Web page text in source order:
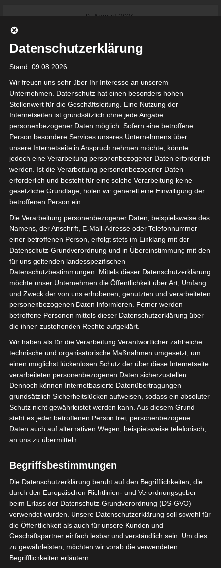
9. August 2026
beginnt am 22. und 23. August
2026 (Update)
Meisterschaft an
Ligue 1 Pro: Spielplan der ersten 15
Spieltage der Saison 2026/2027
Ligue 2 Pro Tunesien 2026/2027 –
Saison beginnt am am 19./20.
September 2026
Internationaler Sportgerichtshof
lehnt Eilverfahren ab – AS Soliman
steuert auf die Ligue 2 zu
tunesienfussball.de
Tunesien Ligafußball
von Google Adsense (Google Ireland Limited, Gordon House, Barrow
Ireland) benötigen wir laut DSGVO Ihre Zustimmung. Es werden seitens
Daten erhoben, verarbeitet und gespeichert. Welche Daten genau
bitte den Datenschutzbedingungen.
Google Adsenseist deaktiviert. ✓ Erlauben Datenschutzbedingungen
Sie befinden sich hier:Startseite»News»Fußball»
Welt» Afrika»Tunesien »Ligen»Ligue 1»2023/2024
Ligue 1 Pro Tunesien 2023/2024 – 3. Spieltag
(Gruppenphase)
2023/2024
Ligue 1 Pro Tunesien
2023/2024 – 3. Spieltag
(Gruppenphase)
30. August 2023
3. Spieltag 2023/2024,
Datenschutzerklärung
Stand: 09.08.2026
Wir freuen uns sehr über Ihr Interesse an unserem
Unternehmen. Datenschutz hat einen besonders hohen
Stellenwert für die Geschäftsleitung. Eine Nutzung der
Internetseiten ist grundsätzlich ohne jede Angabe
personenbezogener Daten möglich. Sofern eine betroffene
Person besondere Services unseres Unternehmens über
unsere Internetseite in Anspruch nehmen möchte, könnte
jedoch eine Verarbeitung personenbezogener Daten erforderlich
werden. Ist die Verarbeitung personenbezogener Daten
erforderlich und besteht für eine solche Verarbeitung keine
gesetzliche Grundlage, holen wir generell eine Einwilligung der
betroffenen Person ein.
Die Verarbeitung personenbezogener Daten, beispielsweise des
Namens, der Anschrift, E-Mail-Adresse oder Telefonnummer
einer betroffenen Person, erfolgt stets im Einklang mit der
Datenschutz-Grundverordnung und in Übereinstimmung mit den
für uns geltenden landesspezifischen
Datenschutzbestimmungen. Mittels dieser Datenschutzerklärung
möchte unser Unternehmen die Öffentlichkeit über Art, Umfang
und Zweck der von uns erhobenen, genutzten und verarbeiteten
personenbezogenen Daten informieren. Ferner werden
betroffene Personen mittels dieser Datenschutzerklärung über
die ihnen zustehenden Rechte aufgeklärt.
Wir haben als für die Verarbeitung Verantwortlicher zahlreiche
technische und organisatorische Maßnahmen umgesetzt, um
einen möglichst lückenlosen Schutz der über diese Internetseite
verarbeiteten personenbezogenen Daten sicherzustellen.
Dennoch können Internetbasierte Datenübertragungen
grundsätzlich Sicherheitslücken aufweisen, sodass ein absoluter
Schutz nicht gewährleistet werden kann. Aus diesem Grund
steht es jeder betroffenen Person frei, personenbezogene
Daten auch auf alternativen Wegen, beispielsweise telefonisch,
an uns zu übermitteln.
Begriffsbestimmungen
Die Datenschutzerklärung beruht auf den Begrifflichkeiten, die
durch den Europäischen Richtlinien- und Verordnungsgeber
beim Erlass der Datenschutz-Grundverordnung (DS-GVO)
verwendet wurden. Unsere Datenschutzerklärung soll sowohl für
die Öffentlichkeit als auch für unsere Kunden und
Geschäftspartner einfach lesbar und verständlich sein. Um dies
zu gewährleisten, möchten wir vorab die verwendeten
Begrifflichkeiten erläutern.